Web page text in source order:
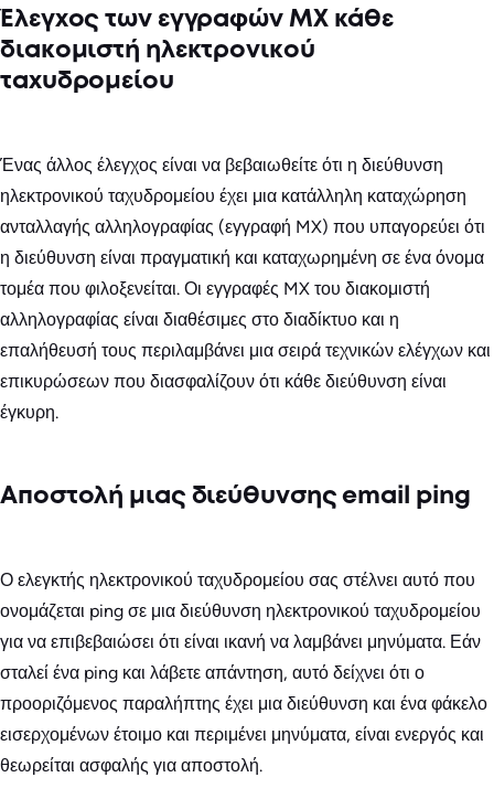
Έλεγχος των εγγραφών MX κάθε
διακομιστή ηλεκτρονικού
ταχυδρομείου
Ένας άλλος έλεγχος είναι να βεβαιωθείτε ότι η διεύθυνση
ηλεκτρονικού ταχυδρομείου έχει μια κατάλληλη καταχώρηση
ανταλλαγής αλληλογραφίας (εγγραφή MX) που υπαγορεύει ότι
η διεύθυνση είναι πραγματική και καταχωρημένη σε ένα όνομα
τομέα που φιλοξενείται. Οι εγγραφές MX του διακομιστή
αλληλογραφίας είναι διαθέσιμες στο διαδίκτυο και η
επαλήθευσή τους περιλαμβάνει μια σειρά τεχνικών ελέγχων και
επικυρώσεων που διασφαλίζουν ότι κάθε διεύθυνση είναι
έγκυρη.
Αποστολή μιας διεύθυνσης email ping
Ο ελεγκτής ηλεκτρονικού ταχυδρομείου σας στέλνει αυτό που
ονομάζεται ping σε μια διεύθυνση ηλεκτρονικού ταχυδρομείου
για να επιβεβαιώσει ότι είναι ικανή να λαμβάνει μηνύματα. Εάν
σταλεί ένα ping και λάβετε απάντηση, αυτό δείχνει ότι ο
προοριζόμενος παραλήπτης έχει μια διεύθυνση και ένα φάκελο
εισερχομένων έτοιμο και περιμένει μηνύματα, είναι ενεργός και
θεωρείται ασφαλής για αποστολή.